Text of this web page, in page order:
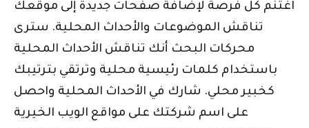
اغتنم كل فرصة لإضافة صفحات جديدة إلى موقعك
تناقش الموضوعات والأحداث المحلية. سترى
محركات البحث أنك تناقش الأحداث المحلية
باستخدام كلمات رئيسية محلية وترتقي بترتيبك
كخبير محلي. شارك في الأحداث المحلية واحصل
على اسم شركتك على مواقع الويب الخيرية